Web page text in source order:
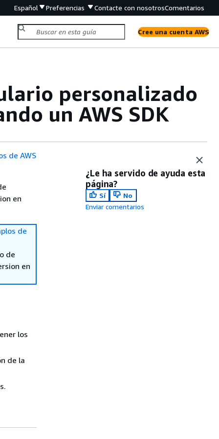
Español Preferencias Contacte con nosotrosComentarios
Cree una cuenta AWS
personalizado
un AWS SDK
de AWS
en
de
de
en
los
de la
¿Le ha servido de ayuda esta
página?
Sí
No
Enviar comentarios